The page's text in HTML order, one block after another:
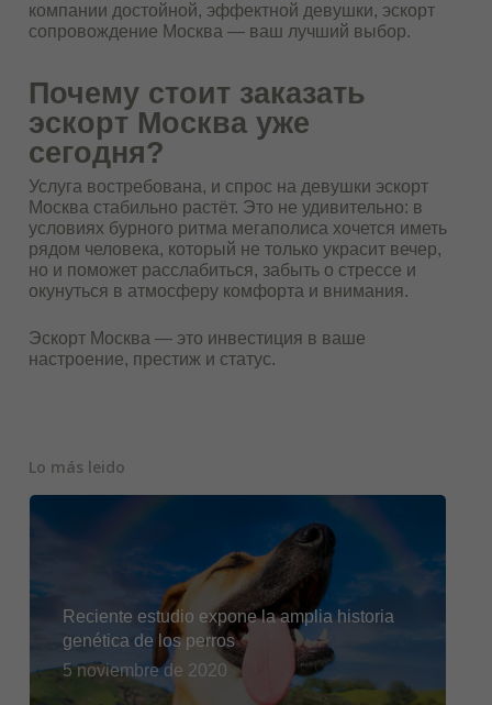
компании достойной, эффектной девушки, эскорт
сопровождение Москва — ваш лучший выбор.
Почему стоит заказать
эскорт Москва уже
сегодня?
Услуга востребована, и спрос на девушки эскорт
Москва стабильно растёт. Это не удивительно: в
условиях бурного ритма мегаполиса хочется иметь
рядом человека, который не только украсит вечер,
но и поможет расслабиться, забыть о стрессе и
окунуться в атмосферу комфорта и внимания.
Эскорт Москва — это инвестиция в ваше
настроение, престиж и статус.
Lo más leido
Reciente estudio expone la amplia historia
genética de los perros
5 noviembre de 2020